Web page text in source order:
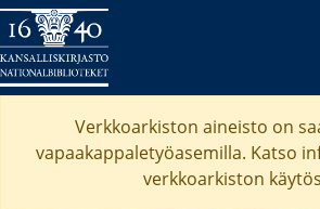
Verkkoarkiston aineisto on
vapaakappaletyöasemilla. Katso
verkkoarkiston